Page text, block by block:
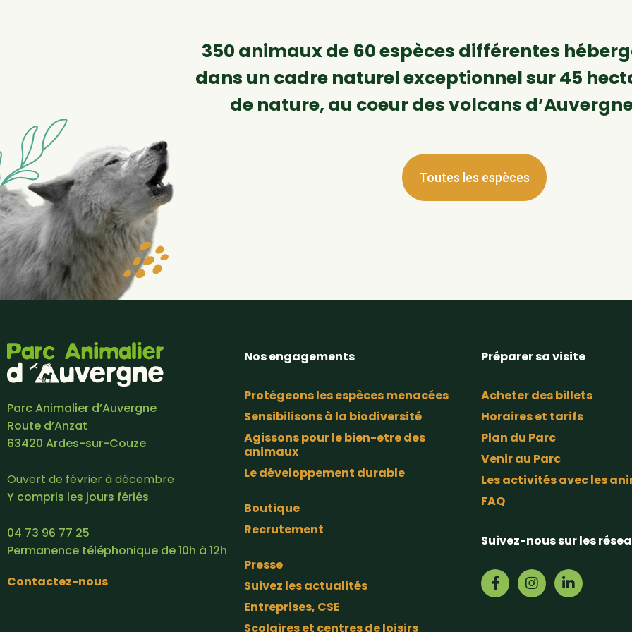
350 animaux de 60 espèces différentes
dans un cadre naturel exceptionnel sur 45
de nature, au coeur des volcans
Toutes les espèces
Parc Animalier d’Auvergne
Route d’Anzat
63420 Ardes-sur-Couze
Ouvert de février à décembre
Y compris les jours fériés
04 73 96 77 25
Permanence téléphonique de 10h à 12h
Contactez-nous
Nos engagements
Protégeons les espèces menacées
Sensibilisons à la biodiversité
Agissons pour le bien-etre des
animaux
Le développement durable
Boutique
Recrutement
Presse
Suivez les actualités
Entreprises, CSE
Scolaires et centres de loisirs
Préparer sa visite
Acheter des billets
Horaires et tarifs
Plan du Parc
Venir au Parc
Les activités avec les
FAQ
Suivez-nous sur les